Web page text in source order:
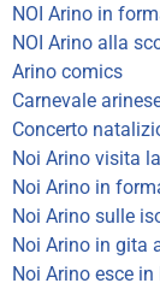
NOI Arino in
NOI Arino alla
Arino comics
Carnevale
Concerto
Noi Arino visita
Noi Arino in
Noi Arino sulle
Noi Arino in gita
Noi Arino esce